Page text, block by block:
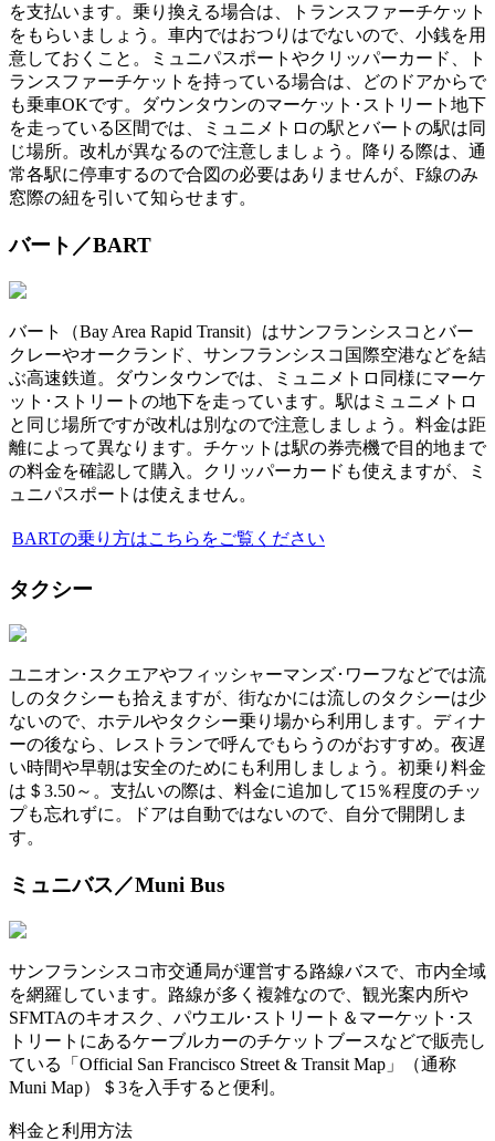
を支払います。乗り換える場合は、トランスファーチケット
をもらいましょう。車内ではおつりはでないので、小銭を用
意しておくこと。ミュニパスポートやクリッパーカード、ト
ランスファーチケットを持っている場合は、どのドアからで
も乗車OKです。ダウンタウンのマーケット･ストリート地下
を走っている区間では、ミュニメトロの駅とバートの駅は同
じ場所。改札が異なるので注意しましょう。降りる際は、通
常各駅に停車するので合図の必要はありませんが、F線のみ
窓際の紐を引いて知らせます。
バート／BART
バート（Bay Area Rapid Transit）はサンフランシスコとバー
クレーやオークランド、サンフランシスコ国際空港などを結
ぶ高速鉄道。ダウンタウンでは、ミュニメトロ同様にマーケ
ット･ストリートの地下を走っています。駅はミュニメトロ
と同じ場所ですが改札は別なので注意しましょう。料金は距
離によって異なります。チケットは駅の券売機で目的地まで
の料金を確認して購入。クリッパーカードも使えますが、ミ
ュニパスポートは使えません。
BARTの乗り方はこちらをご覧ください
タクシー
ユニオン･スクエアやフィッシャーマンズ･ワーフなどでは流
しのタクシーも拾えますが、街なかには流しのタクシーは少
ないので、ホテルやタクシー乗り場から利用します。ディナ
ーの後なら、レストランで呼んでもらうのがおすすめ。夜遅
い時間や早朝は安全のためにも利用しましょう。初乗り料金
は＄3.50～。支払いの際は、料金に追加して15％程度のチッ
プも忘れずに。ドアは自動ではないので、自分で開閉しま
す。
ミュニバス／Muni Bus
サンフランシスコ市交通局が運営する路線バスで、市内全域
を網羅しています。路線が多く複雑なので、観光案内所や
SFMTAのキオスク、パウエル･ストリート＆マーケット･ス
トリートにあるケーブルカーのチケットブースなどで販売し
ている「Official San Francisco Street & Transit Map」（通称
Muni Map）＄3を入手すると便利。
料金と利用方法